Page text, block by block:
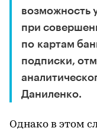
возможность
при
по картам
подписки,
Даниленко.
Однако в этом